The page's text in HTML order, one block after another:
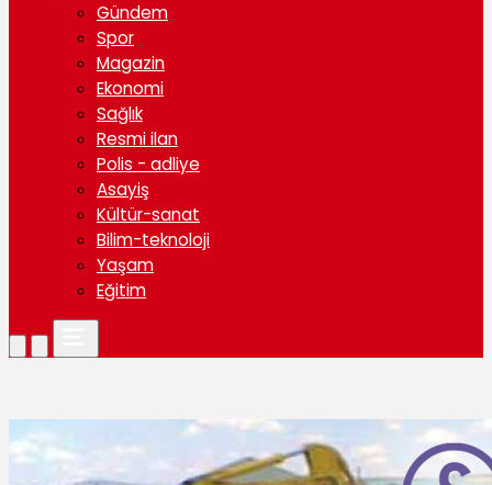
Gündem
Spor
Magazin
Ekonomi
Sağlık
Resmi ilan
Polis - adliye
Asayiş
Kültür-sanat
Bilim-teknoloji
Yaşam
Eğitim